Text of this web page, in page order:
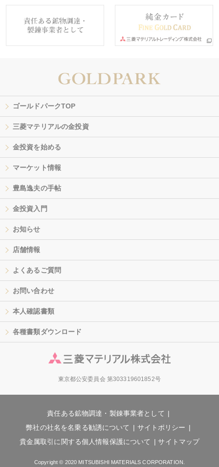
ゴールドパークTOP
三菱マテリアルの金投資
金投資を始める
マーケット情報
豊島逸夫の手帖
金投資入門
お知らせ
店舗情報
よくあるご質問
お問い合わせ
本人確認書類
各種書類ダウンロード
東京都公安委員会 第303319601852号
責任ある鉱物調達・製錬事業者として
弊社の社名を名乗る勧誘について
サイトポリシー
貴金属取引に関する個人情報保護について
サイトマップ
Copyright © 2020 MITSUBISHI MATERIALS CORPORATION.